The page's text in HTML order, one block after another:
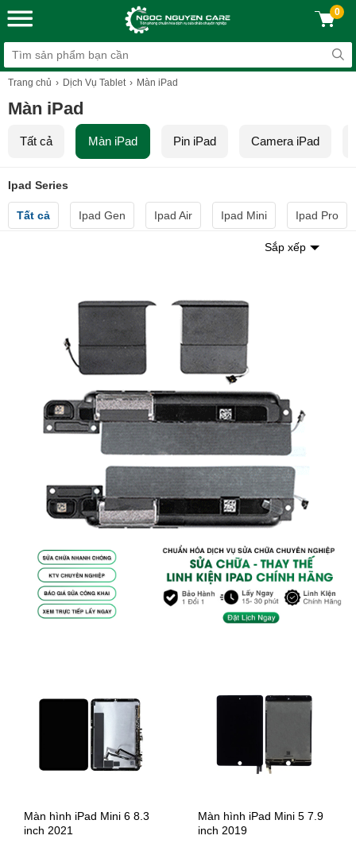
0
Trang chủ Dịch Vụ Tablet Màn iPad
Màn iPad
Tất cả Màn iPad Pin iPad Camera iPad
Ipad Series
Tất cả Ipad Gen Ipad Air Ipad Mini Ipad Pro
Sắp xếp
Màn hình iPad Mini 6 8.3
inch 2021
Màn hình iPad Mini 5 7.9
inch 2019